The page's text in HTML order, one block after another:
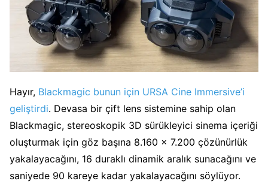
Hayır, Blackmagic bunun için URSA Cine Immersive’i
geliştirdi. Devasa bir çift lens sistemine sahip olan
Blackmagic, stereoskopik 3D sürükleyici sinema içeriği
oluşturmak için göz başına 8.160 x 7.200 çözünürlük
yakalayacağını, 16 duraklı dinamik aralık sunacağını ve
saniyede 90 kareye kadar yakalayacağını söylüyor.